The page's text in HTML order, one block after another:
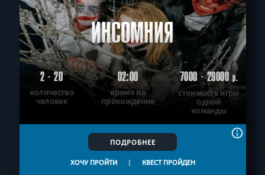
ИНСОМНИЯ
2 - 20
количество
человек
02:00
время на
прохождение
7000 - 29000р.
стоимость игры
одной
команды
ПОДРОБНЕЕ
ХОЧУ ПРОЙТИ | КВЕСТ ПРОЙДЕН